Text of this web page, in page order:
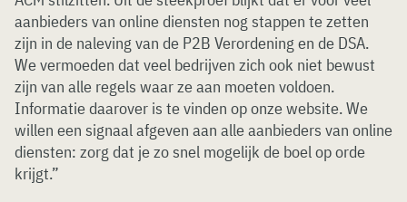
aanbieders van online diensten nog stappen te zetten
zijn in de naleving van de P2B Verordening en de DSA.
We vermoeden dat veel bedrijven zich ook niet bewust
zijn van alle regels waar ze aan moeten voldoen.
Informatie daarover is te vinden op onze website. We
willen een signaal afgeven aan alle aanbieders van online
diensten: zorg dat je zo snel mogelijk de boel op orde
krijgt.”